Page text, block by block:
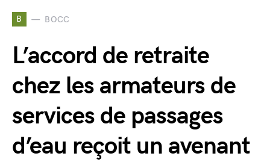
B BOCC
L’accord de retraite
chez les armateurs de
services de passages
d’eau reçoit un avenant